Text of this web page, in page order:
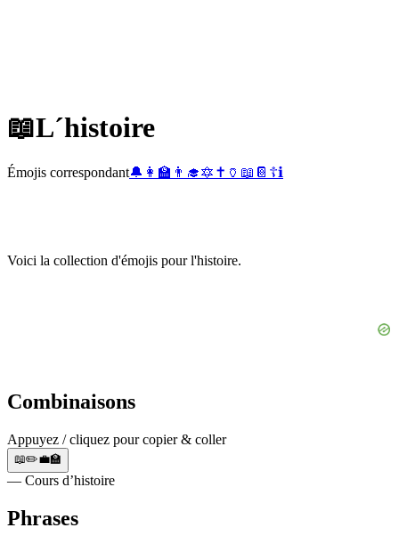
📖L´histoire
Émojis correspondant🔔 👩‍🏫 👨‍🎓🔯 ✝️ 🏺 📖 📔 ☦️ℹ️
Voici la collection d'émojis pour l'histoire.
Combinaisons
Appuyez / cliquez pour copier & coller
📖✏️💼🏫
— Cours d’histoire
Phrases